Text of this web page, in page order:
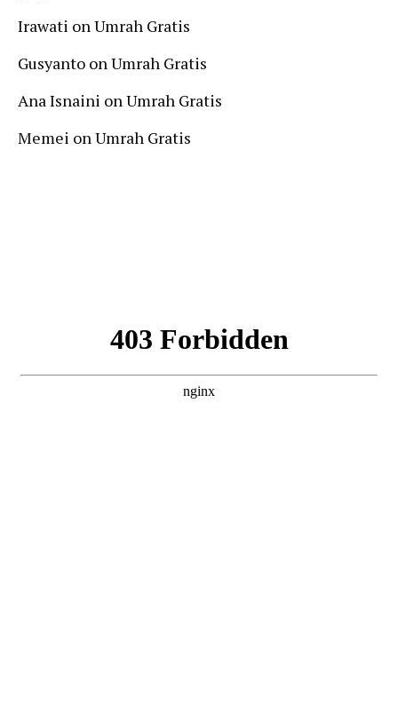
Irawati onUmrah Gratis
Gusyanto onUmrah Gratis
Ana Isnaini onUmrah Gratis
Memei onUmrah Gratis